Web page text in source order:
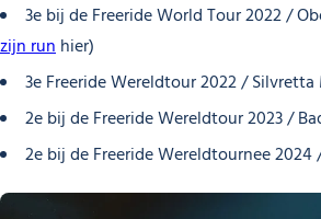
3e bij de Freeride World Tour 2022 /
zijn runhier)
3e Freeride Wereldtour 2022 /
2e bij de Freeride Wereldtour 2023 /
2e bij de Freeride Wereldtournee 2024